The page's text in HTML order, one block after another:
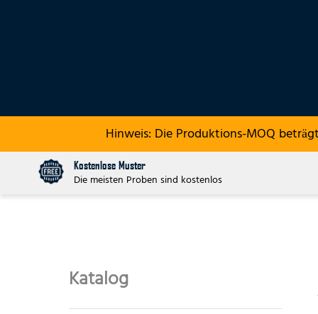
Hinweis: Die Produktions-MOQ
Kostenlose Muster
Die meisten Proben sind kostenlos
Katalog